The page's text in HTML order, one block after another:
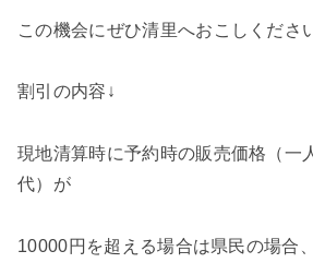
この機会にぜひ清里へおこしくださ
割引の内容↓
現地清算時に予約時の販売価格（一
代）が
10000円を超える場合は県民の場合